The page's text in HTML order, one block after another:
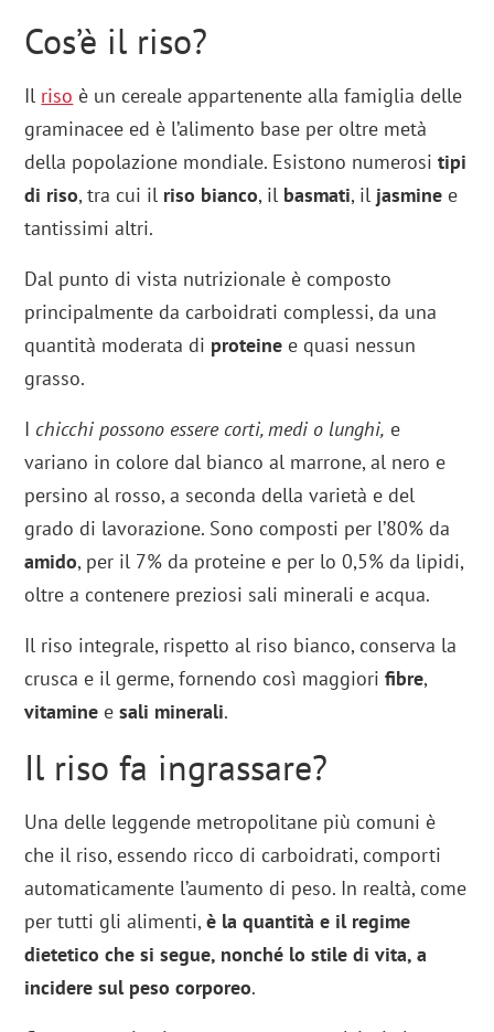
Cos’è il riso?
Il riso è un cereale appartenente alla famiglia delle
graminacee ed è l’alimento base per oltre metà
della popolazione mondiale. Esistono numerositipi
di riso, tra cui il riso bianco, il basmati, il jasmine e
tantissimi altri.
Dal punto di vista nutrizionale è composto
principalmente da carboidrati complessi, da una
quantità moderata di proteine e quasi nessun
grasso.
I chicchi possono essere corti, medi o lunghi, e
variano in colore dal bianco al marrone, al nero e
persino al rosso, a seconda della varietà e del
grado di lavorazione. Sono composti per l’80% da
amido, per il 7% da proteine e per lo 0,5% da lipidi,
oltre a contenere preziosi sali minerali e acqua.
Il riso integrale, rispetto al riso bianco, conserva la
crusca e il germe, fornendo così maggiorifibre,
vitamine esali minerali.
Il riso fa ingrassare?
Una delle leggende metropolitane più comuni è
che il riso, essendo ricco di carboidrati, comporti
automaticamente l’aumento di peso. In realtà, come
per tutti gli alimenti,è la quantità e il regime
dietetico che si segue, nonché lo stile di vita, a
incidere sul peso corporeo.